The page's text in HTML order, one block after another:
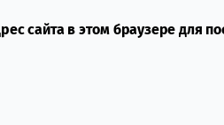
сайта в этом браузере для